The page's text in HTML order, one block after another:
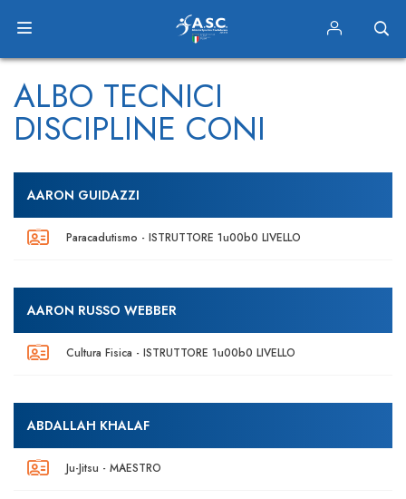
ALBO TECNICI
DISCIPLINE CONI
AARON GUIDAZZI
Paracadutismo - ISTRUTTORE 1u00b0 LIVELLO
AARON RUSSO WEBBER
Cultura Fisica - ISTRUTTORE 1u00b0 LIVELLO
ABDALLAH KHALAF
Ju-Jitsu - MAESTRO